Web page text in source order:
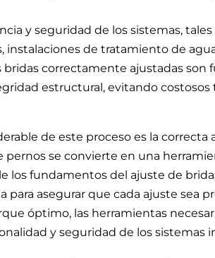
y seguridad de los sistemas,
instalaciones de tratamiento de
bridas correctamente ajustadas
estructural, evitando
de este proceso es la correcta
pernos se convierte en una
los fundamentos del ajuste de
para asegurar que cada ajuste sea
óptimo, las herramientas
y seguridad de los sistemas